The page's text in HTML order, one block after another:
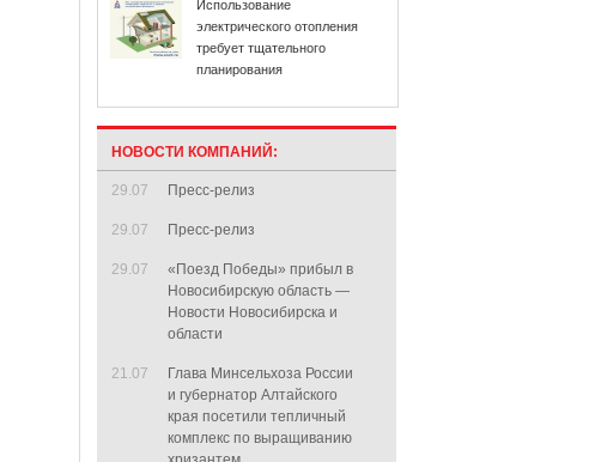
Использование
электрического отопления
требует тщательного
планирования
НОВОСТИ КОМПАНИЙ:
29.07 Пресс-релиз
29.07 Пресс-релиз
29.07
«Поезд Победы» прибыл в
Новосибирскую область —
Новости Новосибирска и
области
21.07
Глава Минсельхоза России
и губернатор Алтайского
края посетили тепличный
комплекс по выращиванию